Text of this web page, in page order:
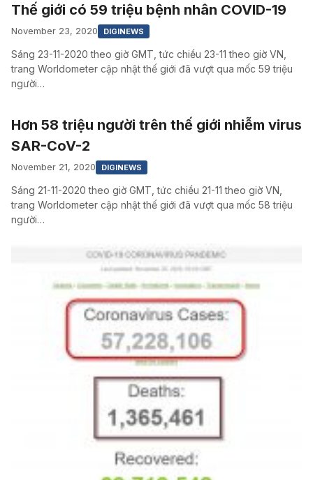
Thế giới có 59 triệu bệnh nhân COVID-19
November 23, 2020 DIGINEWS
Sáng 23-11-2020 theo giờ GMT, tức chiều 23-11 theo giờ VN,
trang Worldometer cập nhật thế giới đã vượt qua mốc 59 triệu
người…
Hơn 58 triệu người trên thế giới nhiễm virus
SAR-CoV-2
November 21, 2020 DIGINEWS
Sáng 21-11-2020 theo giờ GMT, tức chiều 21-11 theo giờ VN,
trang Worldometer cập nhật thế giới đã vượt qua mốc 58 triệu
người…